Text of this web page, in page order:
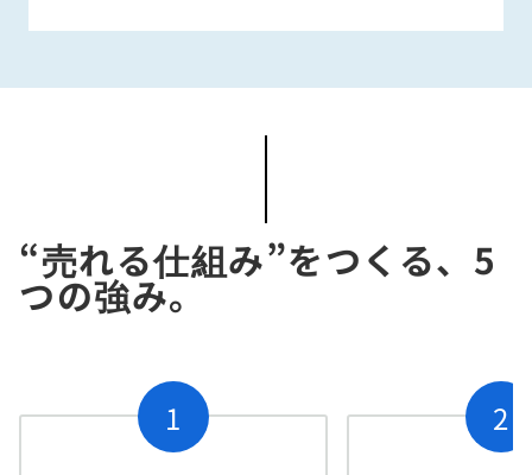
“売れる仕組み”をつくる、5
つの強み。
1 2